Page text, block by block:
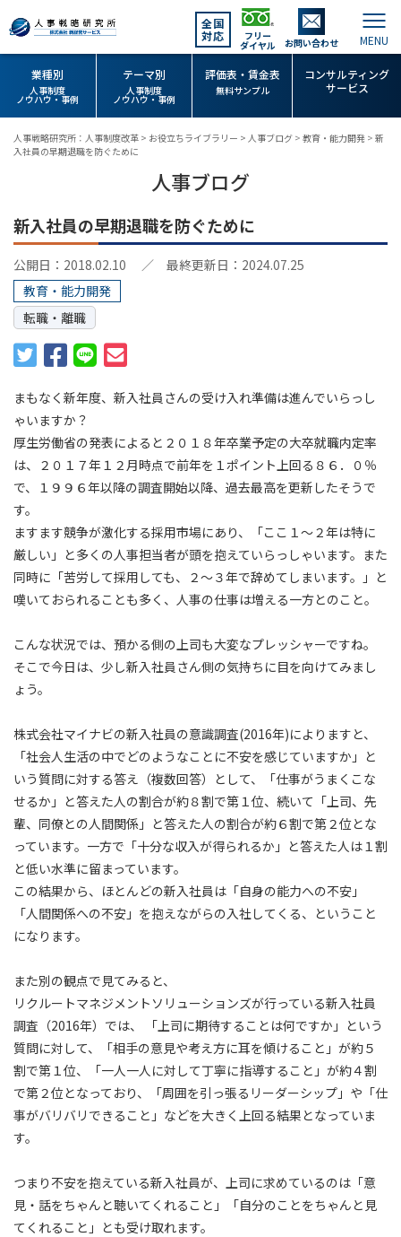
全国
対応
フリー
ダイヤル お問い合わせ
業種別
人事制度
ノウハウ・事例
テーマ別
人事制度
ノウハウ・事例
評価表・賃金表
無料サンプル
コンサルティング
サービス
人事戦略研究所：人事制度改革 > お役立ちライブラリー > 人事ブログ > 教育・能力開発 > 新
入社員の早期退職を防ぐために
人事ブログ
新入社員の早期退職を防ぐために
公開日：2018.02.10
／ 最終更新日：2024.07.25
教育・能力開発
転職・離職
まもなく新年度、新入社員さんの受け入れ準備は進んでいらっし
ゃいますか？
厚生労働省の発表によると２０１８年卒業予定の大卒就職内定率
は、２０１７年１２月時点で前年を１ポイント上回る８６．０％
で、１９９６年以降の調査開始以降、過去最高を更新したそうで
す。
ますます競争が激化する採用市場にあり、「ここ１～２年は特に
厳しい」と多くの人事担当者が頭を抱えていらっしゃいます。また
同時に「苦労して採用しても、２～３年で辞めてしまいます。」と
嘆いておられることも多く、人事の仕事は増える一方とのこと。
こんな状況では、預かる側の上司も大変なプレッシャーですね。
そこで今日は、少し新入社員さん側の気持ちに目を向けてみまし
ょう。
株式会社マイナビの新入社員の意識調査(2016年)によりますと、
「社会人生活の中でどのようなことに不安を感じていますか」と
いう質問に対する答え（複数回答）として、「仕事がうまくこな
せるか」と答えた人の割合が約８割で第１位、続いて「上司、先
輩、同僚との人間関係」と答えた人の割合が約６割で第２位とな
っています。一方で「十分な収入が得られるか」と答えた人は１割
と低い水準に留まっています。
この結果から、ほとんどの新入社員は「自身の能力への不安」
「人間関係への不安」を抱えながらの入社してくる、ということ
になります。
また別の観点で見てみると、
リクルートマネジメントソリューションズが行っている新入社員
調査（2016年）では、 「上司に期待することは何ですか」という
質問に対して、「相手の意見や考え方に耳を傾けること」が約５
割で第１位、「一人一人に対して丁寧に指導すること」が約４割
で第２位となっており、「周囲を引っ張るリーダーシップ」や「仕
事がバリバリできること」などを大きく上回る結果となっていま
す。
つまり不安を抱えている新入社員が、上司に求めているのは「意
見・話をちゃんと聴いてくれること」「自分のことをちゃんと見
てくれること」とも受け取れます。